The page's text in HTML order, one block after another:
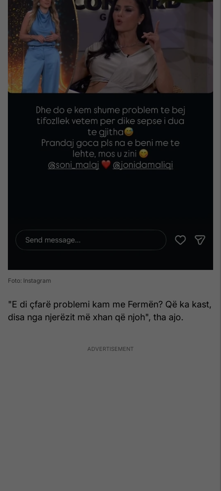
Foto: Instagram
"E di çfarë problemi kam me Fermën? Që ka kast,
disa nga njerëzit më xhan që njoh", tha ajo.